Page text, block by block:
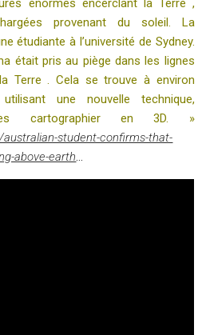
énormes encerclant la Terre ,
provenant du soleil. La
étudiante à l’université de Sydney.
était pris au piège dans les lignes
Terre . Cela se trouve à environ
une nouvelle technique,
cartographier en 3D. »
student-confirms-that-
above-earth…